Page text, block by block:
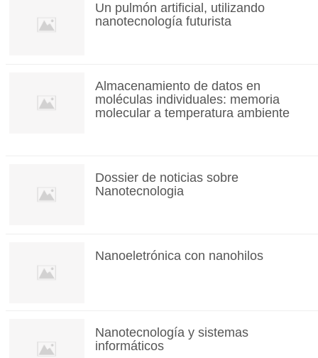
Un pulmón artificial, utilizando
nanotecnología futurista
Almacenamiento de datos en
moléculas individuales: memoria
molecular a temperatura ambiente
Dossier de noticias sobre
Nanotecnologia
Nanoeletrónica con nanohilos
Nanotecnología y sistemas
informáticos